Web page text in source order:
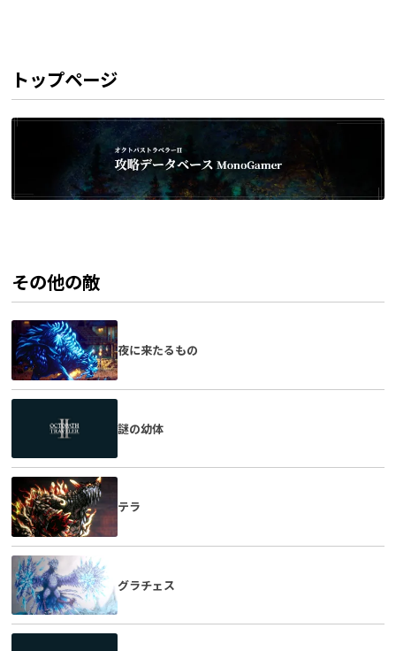
トップページ
その他の敵
夜に来たるもの
謎の幼体
テラ
グラチェス